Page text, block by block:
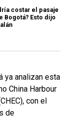
costar el pasaje
Bogotá? Esto dijo
ya analizan esta
China Harbour
con el
de